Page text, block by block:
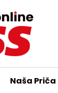
Naša Priča